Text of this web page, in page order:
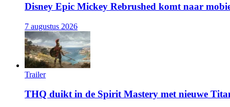
Disney Epic Mickey Rebrushed komt naar
7 augustus 2026
Trailer
THQ duikt in de Spirit Mastery met nieuwe